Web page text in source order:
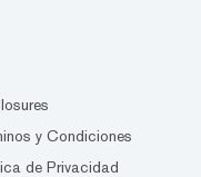
y Condiciones
de Privacidad